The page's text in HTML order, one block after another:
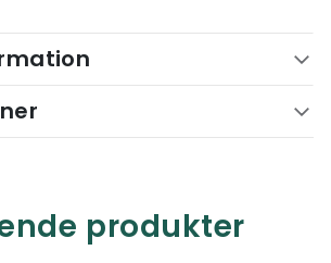
produkter